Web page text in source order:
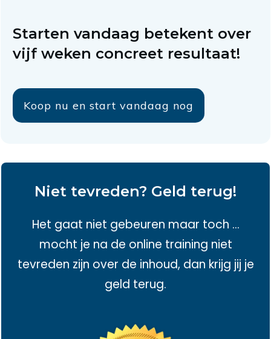
Starten vandaag betekent over
vijf weken concreet resultaat!
Koop nu en start vandaag nog
Niet tevreden? Geld terug!
Het gaat niet gebeuren maar toch ...
mocht je na de online training niet
tevreden zijn over de inhoud, dan krijg jij je
geld terug.